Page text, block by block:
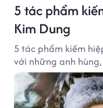
5 tác phẩm
Kim Dung
5 tác phẩm kiếm
với những anh